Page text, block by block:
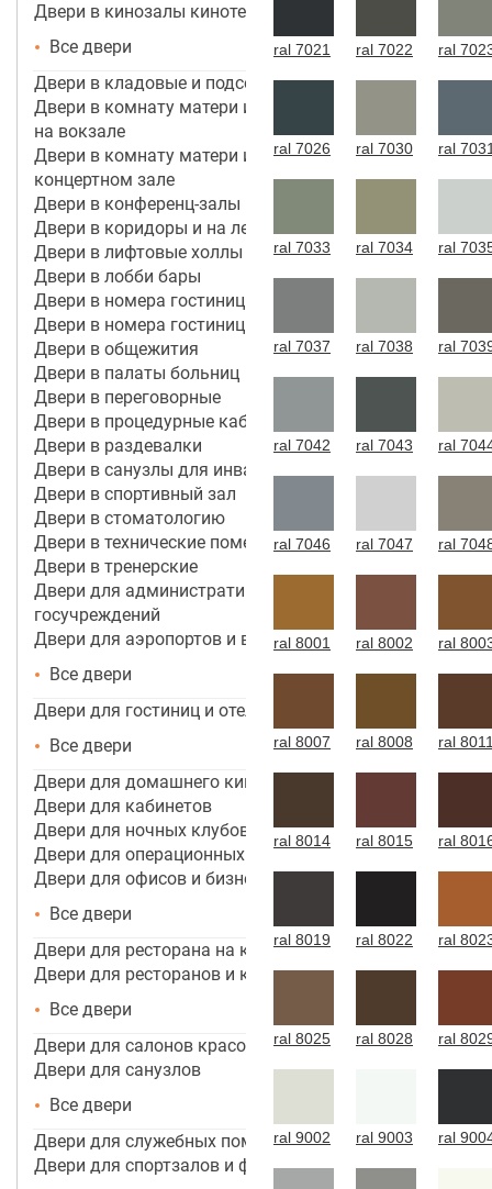
Двери в кинозалы кинотеатров
Все двери
Двери в кладовые и подсобные помещения
Двери в комнату матери и ребенка в аэропорту,
на вокзале
Двери в комнату матери и ребенка в кинотеатре,
концертном зале
Двери в конференц-залы
Двери в коридоры и на лестничные марши
Двери в лифтовые холлы
Двери в лобби бары
Двери в номера гостиницы 3*
Двери в номера гостиницы 4*-5*
Двери в общежития
Двери в палаты больниц
Двери в переговорные
Двери в процедурные кабинеты
Двери в раздевалки
Двери в санузлы для инвалидов
Двери в спортивный зал
Двери в стоматологию
Двери в технические помещения
Двери в тренерские
Двери для административных зданий и
госучреждений
Двери для аэропортов и вокзалов
Все двери
Двери для гостиниц и отелей
Все двери
Двери для домашнего кинотеатра
Двери для кабинетов
Двери для ночных клубов
Двери для операционных
Двери для офисов и бизнес центров
Все двери
Двери для ресторана на кухню
Двери для ресторанов и кафе
Все двери
Двери для салонов красоты
Двери для санузлов
Все двери
Двери для служебных помещений
Двери для спортзалов и фитнес-центров
ral 7021 ral 7022 ral
ral 7026 ral 7030 ral
ral 7033 ral 7034 ral
ral 7037 ral 7038 ral
ral 7042 ral 7043 ral
ral 7046 ral 7047 ral
ral 8001 ral 8002 ral
ral 8007 ral 8008 ral
ral 8014 ral 8015 ral
ral 8019 ral 8022 ral
ral 8025 ral 8028 ral
ral 9002 ral 9003 ral